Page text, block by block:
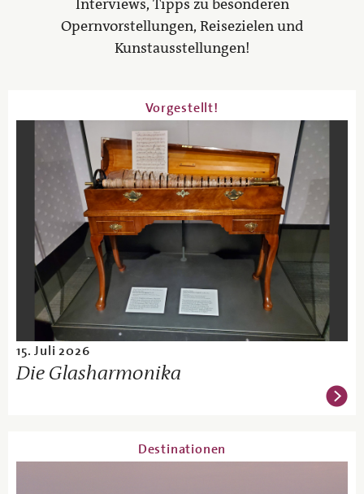
Interviews, Tipps zu besonderen
Opernvorstellungen, Reisezielen und
Kunstausstellungen!
Vorgestellt!
15. Juli 2026
Die Glasharmonika
Destinationen